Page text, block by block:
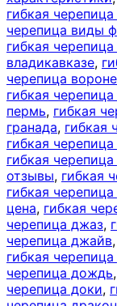
гибкая
черепица виды
гибкая
владикавказе,
черепица
гибкая
пермь, гибкая
гранада, гибкая
гибкая
гибкая
отзывы, гибкая
гибкая
цена, гибкая
черепица джаз,
черепица джайв,
гибкая
черепица дождь,
черепица доки,